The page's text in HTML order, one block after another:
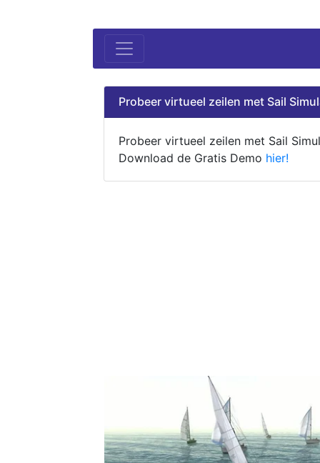
Probeer virtueel zeilen met Sail
Probeer virtueel zeilen met Sail
Download de Gratis Demo hier!